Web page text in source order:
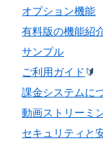
オプション機能
有料版の機能紹
サンプル
ご利用ガイド 🔰
課金システムに
動画ストリーミ
セキュリティと